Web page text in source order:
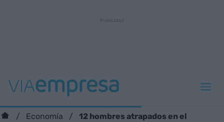
Economía
12 hombres atrapados en el